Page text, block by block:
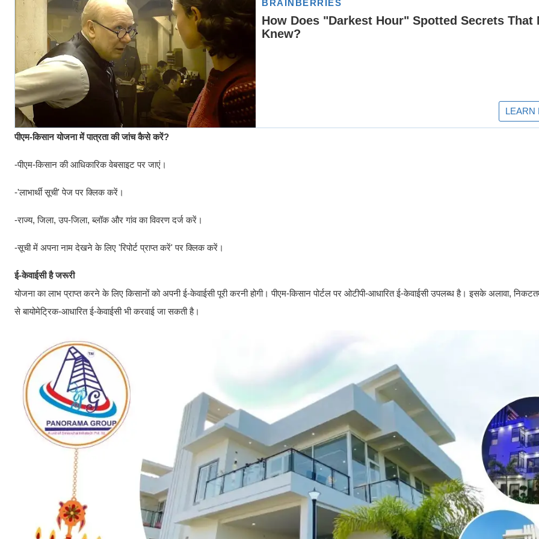
पीएम-किसान योजना में पात्रता की जांच कैसे करें?
-पीएम-किसान की आधिकारिक वेबसाइट पर जाएं।
-'लाभार्थी सूची' पेज पर क्लिक करें।
-राज्य, जिला, उप-जिला, ब्लॉक और गांव का विवरण दर्ज करें।
-सूची में अपना नाम देखने के लिए 'रिपोर्ट प्राप्त करें' पर क्लिक करें।
ई-केवाईसी है जरूरी
योजना का लाभ प्राप्त करने के लिए किसानों को अपनी ई-केवाईसी पूरी करनी होगी। पीएम-किसान पोर्टल पर ओटीपी-आधारित ई-केवाईसी उपलब्ध है। इसके अलावा,
से बायोमेट्रिक-आधारित ई-केवाईसी भी करवाई जा सकती है।